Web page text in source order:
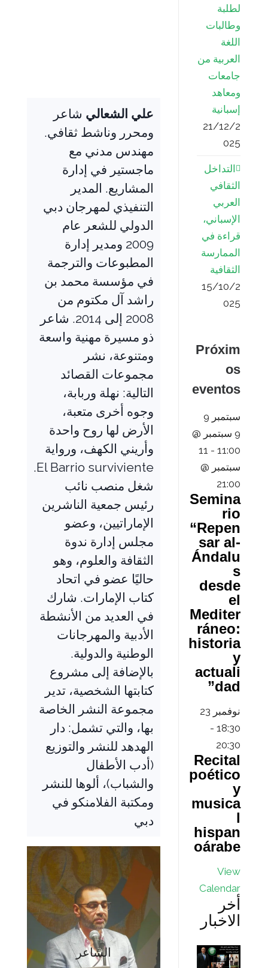
علي الشعالي شاعر
ومحرر وناشط ثقافي.
مهندس مدني مع
ماجستير في إدارة
المشاريع. المدير
التنفيذي لمهرجان دبي
الدولي للشعر عام
2009 ومدير إدارة
المطبوعات والترجمة
في مؤسسة محمد بن
راشد آل مكتوم من
2008 إلى 2014. شاعر
ذو مسيرة مهنية واسعة
ومتنوعة، نشر
مجموعات القصائد
التالية: نهلة وربابة،
وجوه أخرى متعبة،
الأرض لها روح واحدة
وأريني الكهف، ورواية
El Barrio surviviente.
شغل منصب نائب
رئيس جمعية الناشرين
الإماراتيين، وعضو
مجلس إدارة ندوة
الثقافة والعلوم، وهو
حاليًا عضو في اتحاد
كتاب الإمارات. شارك
في العديد من الأنشطة
الأدبية والمهرجانات
الوطنية والدولية.
بالإضافة إلى مشروع
كتابتها الشخصية، تدير
مجموعة النشر الخاصة
بها، والتي تشمل: دار
الهدهد للنشر والتوزيع
(أدب الأطفال
والشباب)، ألوها للنشر
ومكتبة الفلامنكو في
دبي
الشاعر
لطلبة
وطالبات
اللغة
العربية من
جامعات
ومعاهد
إسبانية
21/12/2
025
التداخل
الثقافي
العربي
الإسباني،
قراءة في
الممارسة
الثقافية
15/10/2
025
Próxim
os
eventos
سبتمبر 9
9 سبتمبر @
11:00
-
11
سبتمبر @
21:00
Semina
rio
“Repen
sar al-
Ándalu
s
desde
el
Mediter
ráneo:
historia
y
actuali
dad”
نوفمبر 23
18:30
-
20:30
Recital
poético
y
musica
l
hispan
oárabe
View
Calendar
أخر
الاخبار